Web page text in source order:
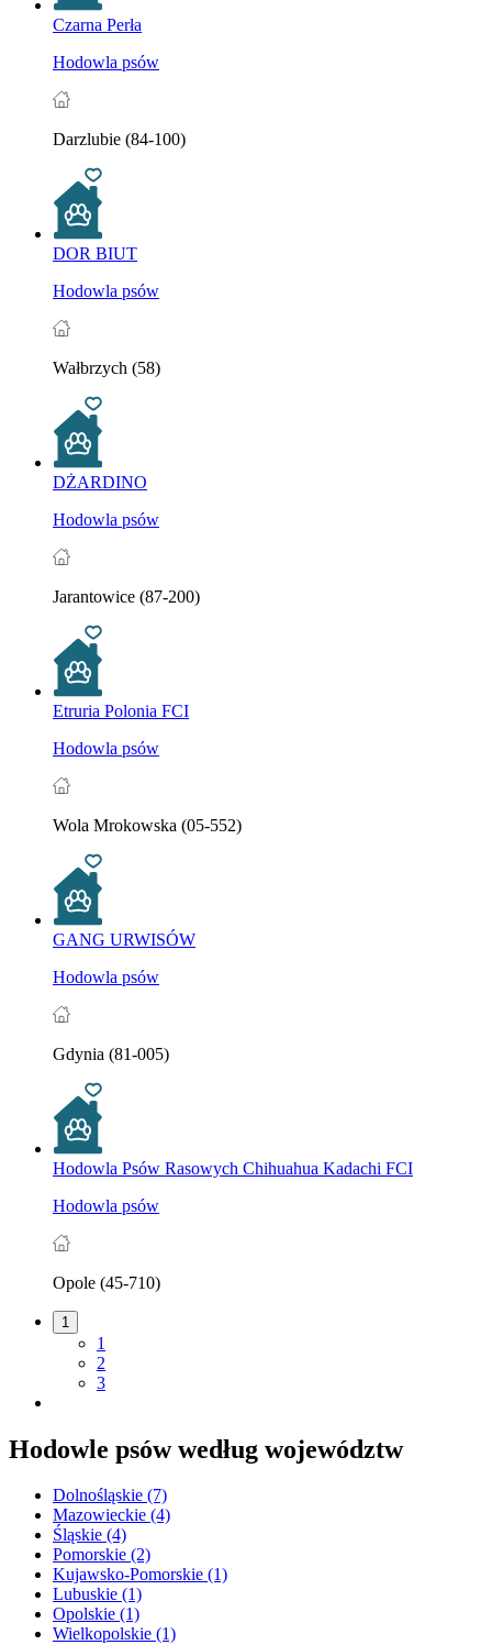
Czarna Perła
Hodowla psów
Darzlubie (84-100)
DOR BIUT
Hodowla psów
Wałbrzych (58)
DŻARDINO
Hodowla psów
Jarantowice (87-200)
Etruria Polonia FCI
Hodowla psów
Wola Mrokowska (05-552)
GANG URWISÓW
Hodowla psów
Gdynia (81-005)
Hodowla Psów Rasowych Chihuahua Kadachi FCI
Hodowla psów
Opole (45-710)
1
1
2
3
Hodowle psów według województw
Dolnośląskie (7)
Mazowieckie (4)
Śląskie (4)
Pomorskie (2)
Kujawsko-Pomorskie (1)
Lubuskie (1)
Opolskie (1)
Wielkopolskie (1)